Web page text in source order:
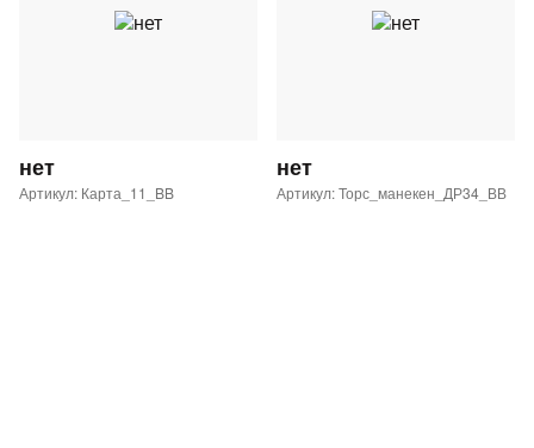
нет
Артикул: Карта_11_BB
нет
Артикул: Торс_манекен_ДР34_ВВ